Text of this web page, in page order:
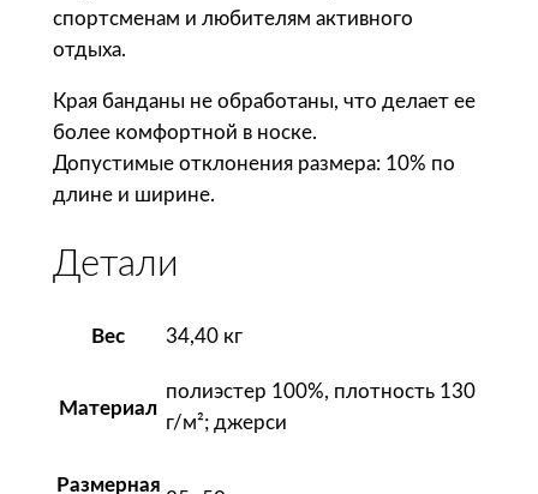
а
S
l
'
s
М
о
н
ц
спортсменам и любителям активного
отдыха.
Края банданы не обработаны, что делает ее
более комфортной в носке.
Допустимые отклонения размера: 10% по
длине и ширине.
Детали
Вес 34,40 кг
Материал
полиэстер 100%, плотность 130
г/м²; джерси
Размерная